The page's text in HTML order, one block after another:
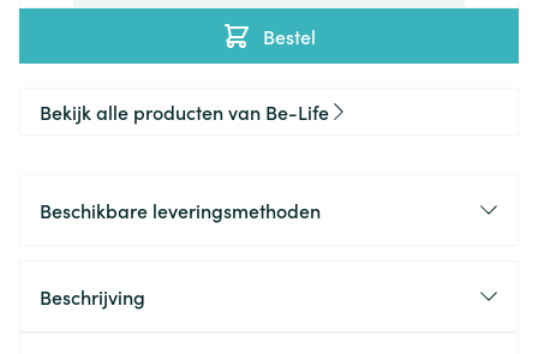
Bestel
Bekijk alle producten van Be-Life
Beschikbare leveringsmethoden
Beschrijving